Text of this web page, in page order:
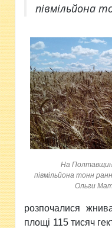
півмільйона
На
півмільйона тонн
Ольги
розпочалися
площі 115 тисяч